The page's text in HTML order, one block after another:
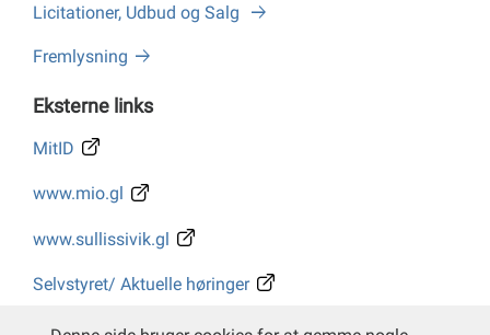
Licitationer, Udbud og Salg
Fremlysning
Eksterne links
MitID
www.mio.gl
www.sullissivik.gl
Selvstyret/ Aktuelle høringer
Whistleblower